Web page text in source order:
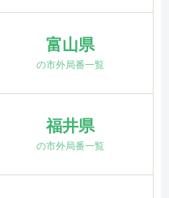
富山県
の市外局番一覧
福井県
の市外局番一覧